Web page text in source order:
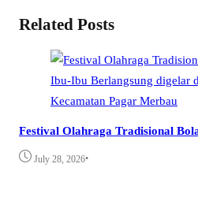
Related Posts
Festival Olahraga Tradisional
July 28, 2026•